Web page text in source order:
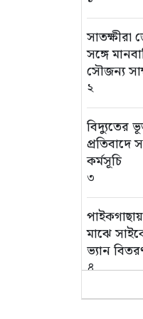
সাতক্ষীরা
সঙ্গে
সৌজন্য
২
বিদ্যুতের
প্রতিবাদে
কর্মসূচি
৩
মাঝে
ভ্যান
৪
ক্যাপ্টেন